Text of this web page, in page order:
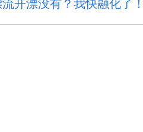
开漂没有？我快融化了